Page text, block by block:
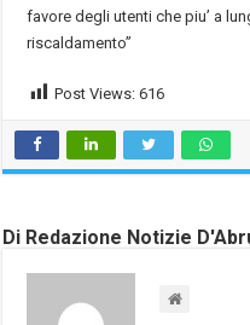
favore degli utenti che piu’ a
riscaldamento”
Post Views: 616
Di Redazione Notizie